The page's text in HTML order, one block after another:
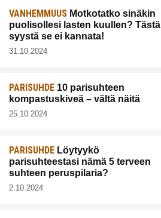
VANHEMMUUS Motkotatko sinäkin
puolisollesi lasten kuullen? Tästä
syystä se ei kannata!
31.10.2024
PARISUHDE 10 parisuhteen
kompastuskiveä – vältä näitä
25.10.2024
PARISUHDE Löytyykö
parisuhteestasi nämä 5 terveen
suhteen peruspilaria?
2.10.2024